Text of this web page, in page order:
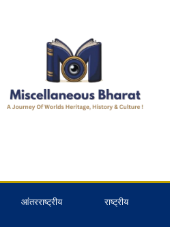
आंतरराष्ट्रीय राष्ट्रीय